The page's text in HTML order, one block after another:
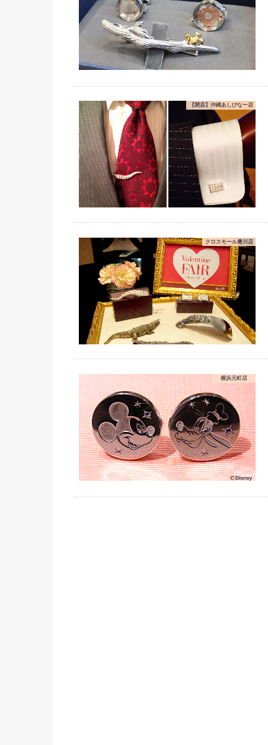
【閉店】沖縄あしびなー店
クロスモール豊川店
横浜元町店